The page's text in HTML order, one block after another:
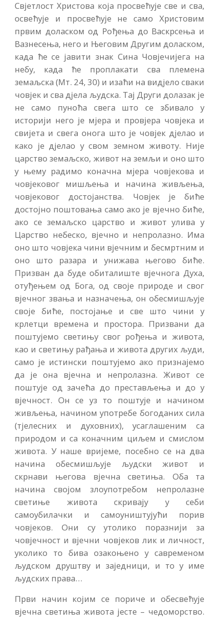
Свјетлост Христова која просвећује све и сва,
освећује и просвећује не само Христовим
првим доласком од Рођења до Васкрсења и
Вазнесења, него и Његовим Другим доласком,
када ће се јавити знак Сина Човјечијега на
небу, када ће проплакати сва племена
земаљска (Мт. 24, 30) и изаћи на видјело сваки
човјек и сва дјела људска. Тај Други долазак је
не само пуноћа свега што се збивало у
историји него је мјера и провјера човјека и
свијета и свега онога што је човјек дјелао и
како је дјелао у свом земном животу. Није
царство земаљско, живот на земљи и оно што
у њему радимо коначна мјера човјекова и
човјековог мишљења и начина живљења,
човјековог достојанства. Човјек је биће
достојно поштовања само ако је вјечно биће,
ако се земаљско царство и живот улива у
Царство небеско, вјечно и непролазно. Има
оно што човјека чини вјечним и бесмртним и
оно што разара и унижава његово биће.
Призван да буде обиталиште вјечнога Духа,
отуђењем од Бога, од своје природе и свог
вјечног звања и назначења, он обесмишљује
своје биће, постојање и све што чини у
крлетци времена и простора. Призвани да
поштујемо светињу свог рођења и живота,
као и светињу рађања и живота других људи,
само је истински поштујемо ако признајемо
да је она вјечна и непролазна. Живот се
поштује од зачећа до престављења и до у
вјечност. Он се уз то поштује и начином
живљења, начином употребе богоданих сила
(тјелесних и духовних), усаглашеним са
природом и са коначним циљем и смислом
живота. У наше вријеме, посебно се на два
начина обесмишљује људски живот и
скрнави његова вјечна светиња. Оба та
начина својом злоупотребом непролазне
светиње живота скривају у себи
самоубилачки и самоуништујући порив
човјеков. Они су утолико поразнији за
човјечност и вјечни човјеков лик и личност,
уколико то бива озакоњено у савременом
људском друштву и заједници, и то у име
људских права…
Први начин којим се пориче и обесвећује
вјечна светиња живота јесте – чедоморство.